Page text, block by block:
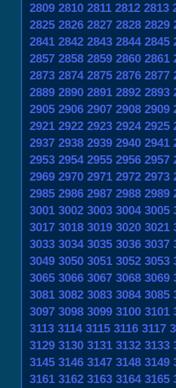
2809 2810 2811 2812 2813
2825 2826 2827 2828 2829
2841 2842 2843 2844 2845
2857 2858 2859 2860 2861
2873 2874 2875 2876 2877
2889 2890 2891 2892 2893
2905 2906 2907 2908 2909
2921 2922 2923 2924 2925
2937 2938 2939 2940 2941
2953 2954 2955 2956 2957
2969 2970 2971 2972 2973
2985 2986 2987 2988 2989
3001 3002 3003 3004 3005
3017 3018 3019 3020 3021
3033 3034 3035 3036 3037
3049 3050 3051 3052 3053
3065 3066 3067 3068 3069
3081 3082 3083 3084 3085
3097 3098 3099 3100 3101
3113 3114 3115 3116 3117
3129 3130 3131 3132 3133
3145 3146 3147 3148 3149
3161 3162 3163 3164 3165